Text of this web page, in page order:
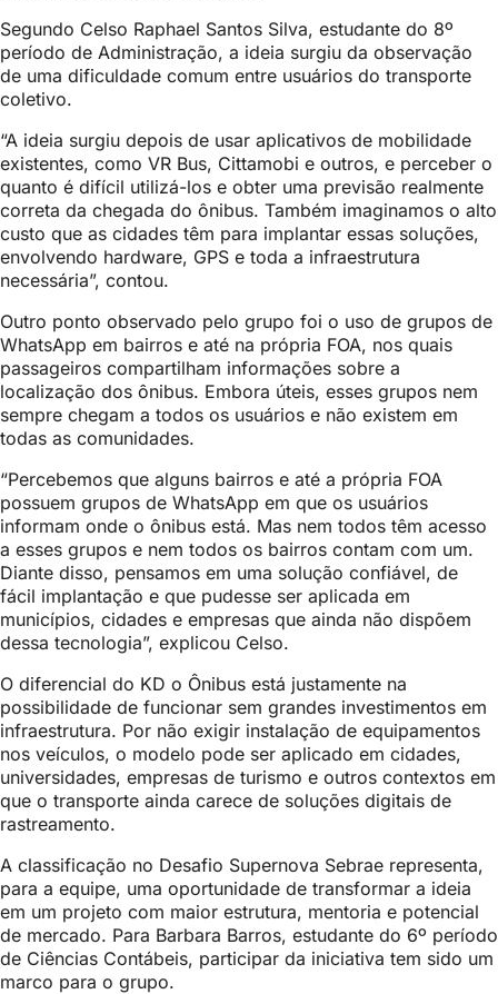
Segundo Celso Raphael Santos Silva, estudante do 8º
período de Administração, a ideia surgiu da observação
de uma dificuldade comum entre usuários do transporte
coletivo.
“A ideia surgiu depois de usar aplicativos de mobilidade
existentes, como VR Bus, Cittamobi e outros, e perceber o
quanto é difícil utilizá-los e obter uma previsão realmente
correta da chegada do ônibus. Também imaginamos o alto
custo que as cidades têm para implantar essas soluções,
envolvendo hardware, GPS e toda a infraestrutura
necessária”, contou.
Outro ponto observado pelo grupo foi o uso de grupos de
WhatsApp em bairros e até na própria FOA, nos quais
passageiros compartilham informações sobre a
localização dos ônibus. Embora úteis, esses grupos nem
sempre chegam a todos os usuários e não existem em
todas as comunidades.
“Percebemos que alguns bairros e até a própria FOA
possuem grupos de WhatsApp em que os usuários
informam onde o ônibus está. Mas nem todos têm acesso
a esses grupos e nem todos os bairros contam com um.
Diante disso, pensamos em uma solução confiável, de
fácil implantação e que pudesse ser aplicada em
municípios, cidades e empresas que ainda não dispõem
dessa tecnologia”, explicou Celso.
O diferencial do KD o Ônibus está justamente na
possibilidade de funcionar sem grandes investimentos em
infraestrutura. Por não exigir instalação de equipamentos
nos veículos, o modelo pode ser aplicado em cidades,
universidades, empresas de turismo e outros contextos em
que o transporte ainda carece de soluções digitais de
rastreamento.
A classificação no Desafio Supernova Sebrae representa,
para a equipe, uma oportunidade de transformar a ideia
em um projeto com maior estrutura, mentoria e potencial
de mercado. Para Barbara Barros, estudante do 6º período
de Ciências Contábeis, participar da iniciativa tem sido um
marco para o grupo.